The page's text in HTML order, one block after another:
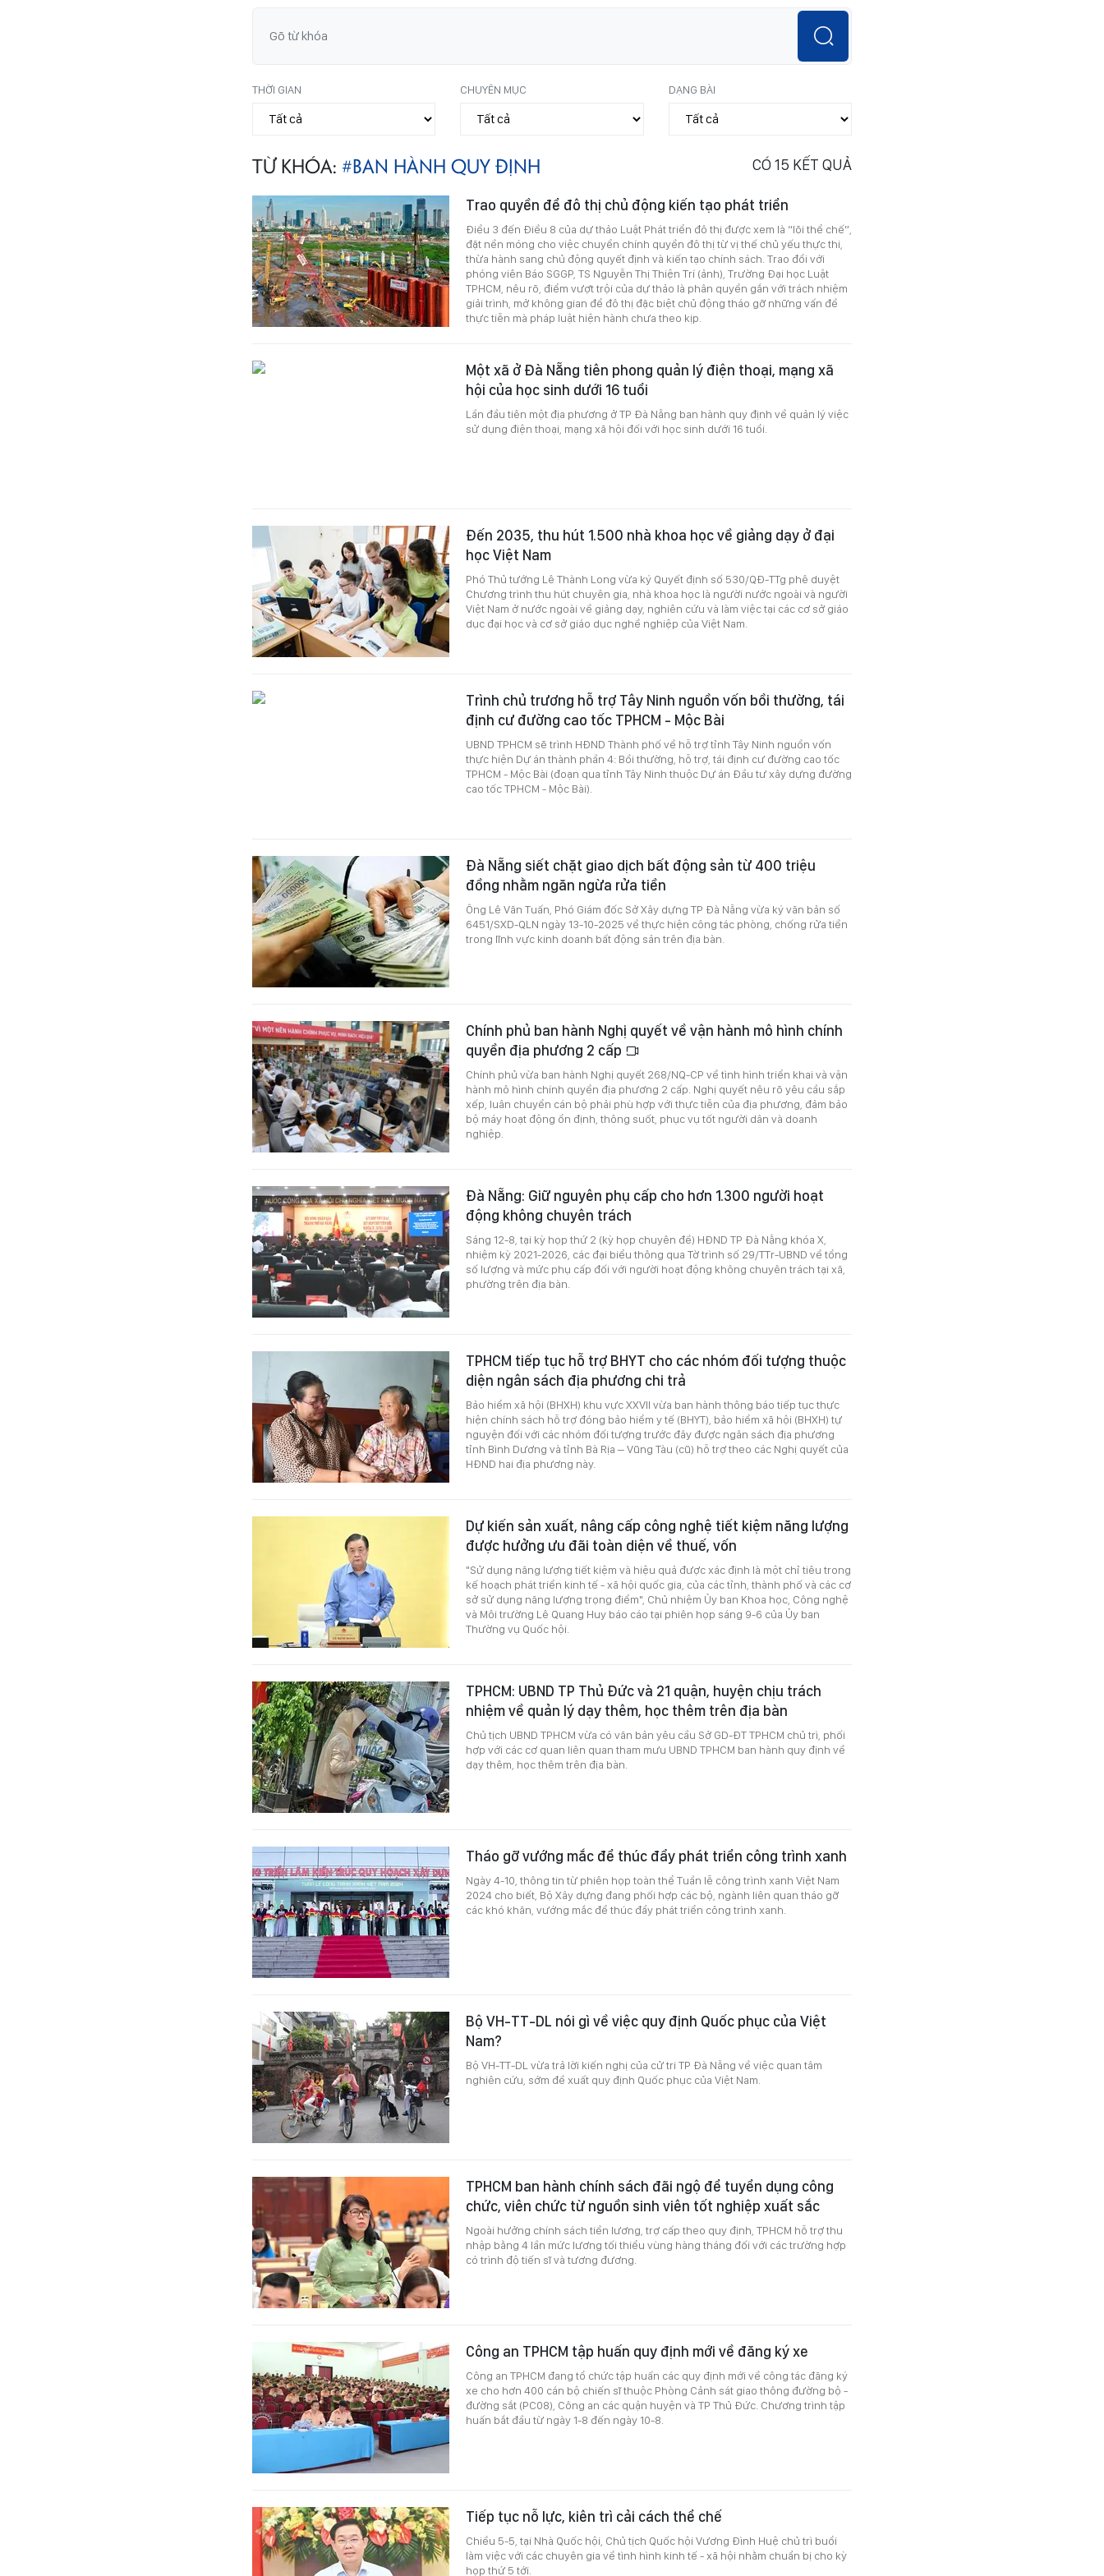
THỜI GIAN CHUYÊN MỤC DẠNG BÀI
TỪ KHÓA: #BAN HÀNH QUY ĐỊNH CÓ 15 KẾT QUẢ
Trao quyền để đô thị chủ động kiến tạo phát triển
Điều 3 đến Điều 8 của dự thảo Luật Phát triển đô thị được xem là “lõi thể chế”,
đặt nền móng cho việc chuyển chính quyền đô thị từ vị thế chủ yếu thực thi,
thừa hành sang chủ động quyết định và kiến tạo chính sách. Trao đổi với
phóng viên Báo SGGP, TS Nguyễn Thị Thiện Trí (ảnh), Trường Đại học Luật
TPHCM, nêu rõ, điểm vượt trội của dự thảo là phân quyền gắn với trách nhiệm
giải trình, mở không gian để đô thị đặc biệt chủ động tháo gỡ những vấn đề
thực tiễn mà pháp luật hiện hành chưa theo kịp.
Một xã ở Đà Nẵng tiên phong quản lý điện thoại, mạng xã
hội của học sinh dưới 16 tuổi
Lần đầu tiên một địa phương ở TP Đà Nẵng ban hành quy định về quản lý việc
sử dụng điện thoại, mạng xã hội đối với học sinh dưới 16 tuổi.
Đến 2035, thu hút 1.500 nhà khoa học về giảng dạy ở đại
học Việt Nam
Phó Thủ tướng Lê Thành Long vừa ký Quyết định số 530/QĐ-TTg phê duyệt
Chương trình thu hút chuyên gia, nhà khoa học là người nước ngoài và người
Việt Nam ở nước ngoài về giảng dạy, nghiên cứu và làm việc tại các cơ sở giáo
dục đại học và cơ sở giáo dục nghề nghiệp của Việt Nam.
Trình chủ trương hỗ trợ Tây Ninh nguồn vốn bồi thường, tái
định cư đường cao tốc TPHCM - Mộc Bài
UBND TPHCM sẽ trình HĐND Thành phố về hỗ trợ tỉnh Tây Ninh nguồn vốn
thực hiện Dự án thành phần 4: Bồi thường, hỗ trợ, tái định cư đường cao tốc
TPHCM - Mộc Bài (đoạn qua tỉnh Tây Ninh thuộc Dự án Đầu tư xây dựng đường
cao tốc TPHCM - Mộc Bài).
Đà Nẵng siết chặt giao dịch bất động sản từ 400 triệu
đồng nhằm ngăn ngừa rửa tiền
Ông Lê Văn Tuấn, Phó Giám đốc Sở Xây dựng TP Đà Nẵng vừa ký văn bản số
6451/SXD-QLN ngày 13-10-2025 về thực hiện công tác phòng, chống rửa tiền
trong lĩnh vực kinh doanh bất động sản trên địa bàn.
Chính phủ ban hành Nghị quyết về vận hành mô hình chính
quyền địa phương 2 cấp
Chính phủ vừa ban hành Nghị quyết 268/NQ-CP về tình hình triển khai và vận
hành mô hình chính quyền địa phương 2 cấp. Nghị quyết nêu rõ yêu cầu sắp
xếp, luân chuyển cán bộ phải phù hợp với thực tiễn của địa phương, đảm bảo
bộ máy hoạt động ổn định, thông suốt, phục vụ tốt người dân và doanh
nghiệp.
Đà Nẵng: Giữ nguyên phụ cấp cho hơn 1.300 người hoạt
động không chuyên trách
Sáng 12-8, tại kỳ họp thứ 2 (kỳ họp chuyên đề) HĐND TP Đà Nẵng khóa X,
nhiệm kỳ 2021-2026, các đại biểu thông qua Tờ trình số 29/TTr-UBND về tổng
số lượng và mức phụ cấp đối với người hoạt động không chuyên trách tại xã,
phường trên địa bàn.
TPHCM tiếp tục hỗ trợ BHYT cho các nhóm đối tượng thuộc
diện ngân sách địa phương chi trả
Bảo hiểm xã hội (BHXH) khu vực XXVII vừa ban hành thông báo tiếp tục thực
hiện chính sách hỗ trợ đóng bảo hiểm y tế (BHYT), bảo hiểm xã hội (BHXH) tự
nguyện đối với các nhóm đối tượng trước đây được ngân sách địa phương
tỉnh Bình Dương và tỉnh Bà Rịa – Vũng Tàu (cũ) hỗ trợ theo các Nghị quyết của
HĐND hai địa phương này.
Dự kiến sản xuất, nâng cấp công nghệ tiết kiệm năng lượng
được hưởng ưu đãi toàn diện về thuế, vốn
"Sử dụng năng lượng tiết kiệm và hiệu quả được xác định là một chỉ tiêu trong
kế hoạch phát triển kinh tế - xã hội quốc gia, của các tỉnh, thành phố và các cơ
sở sử dụng năng lượng trọng điểm", Chủ nhiệm Ủy ban Khoa học, Công nghệ
và Môi trường Lê Quang Huy báo cáo tại phiên họp sáng 9-6 của Ủy ban
Thường vụ Quốc hội.
TPHCM: UBND TP Thủ Đức và 21 quận, huyện chịu trách
nhiệm về quản lý dạy thêm, học thêm trên địa bàn
Chủ tịch UBND TPHCM vừa có văn bản yêu cầu Sở GD-ĐT TPHCM chủ trì, phối
hợp với các cơ quan liên quan tham mưu UBND TPHCM ban hành quy định về
dạy thêm, học thêm trên địa bàn.
Tháo gỡ vướng mắc để thúc đẩy phát triển công trình xanh
Ngày 4-10, thông tin từ phiên họp toàn thể Tuần lễ công trình xanh Việt Nam
2024 cho biết, Bộ Xây dựng đang phối hợp các bộ, ngành liên quan tháo gỡ
các khó khăn, vướng mắc để thúc đẩy phát triển công trình xanh.
Bộ VH-TT-DL nói gì về việc quy định Quốc phục của Việt
Nam?
Bộ VH-TT-DL vừa trả lời kiến nghị của cử tri TP Đà Nẵng về việc quan tâm
nghiên cứu, sớm đề xuất quy định Quốc phục của Việt Nam.
TPHCM ban hành chính sách đãi ngộ để tuyển dụng công
chức, viên chức từ nguồn sinh viên tốt nghiệp xuất sắc
Ngoài hưởng chính sách tiền lương, trợ cấp theo quy định, TPHCM hỗ trợ thu
nhập bằng 4 lần mức lương tối thiểu vùng hàng tháng đối với các trường hợp
có trình độ tiến sĩ và tương đương.
Công an TPHCM tập huấn quy định mới về đăng ký xe
Công an TPHCM đang tổ chức tập huấn các quy định mới về công tác đăng ký
xe cho hơn 400 cán bộ chiến sĩ thuộc Phòng Cảnh sát giao thông đường bộ -
đường sắt (PC08), Công an các quận huyện và TP Thủ Đức. Chương trình tập
huấn bắt đầu từ ngày 1-8 đến ngày 10-8.
Tiếp tục nỗ lực, kiên trì cải cách thể chế
Chiều 5-5, tại Nhà Quốc hội, Chủ tịch Quốc hội Vương Đình Huệ chủ trì buổi
làm việc với các chuyên gia về tình hình kinh tế - xã hội nhằm chuẩn bị cho kỳ
họp thứ 5 tới.